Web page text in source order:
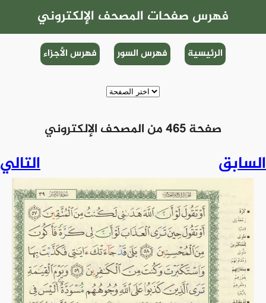
فهرس صفحات المصحف الإلكتروني
فهرس الأجزاء فهرس السور الرئيسية
صفحة 465 من المصحف الإلكتروني
التالي السابق